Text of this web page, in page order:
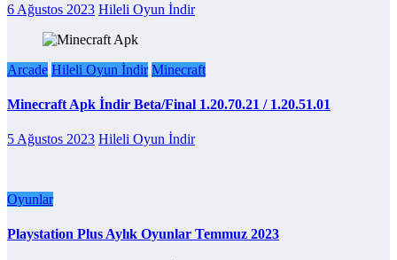
6 Ağustos 2023 Hileli Oyun İndir
Arcade Hileli Oyun İndir Minecraft
Minecraft Apk İndir Beta/Final 1.20.70.21 / 1.20.51.01
5 Ağustos 2023 Hileli Oyun İndir
Oyunlar
Playstation Plus Aylık Oyunlar Temmuz 2023